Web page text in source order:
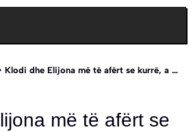
Klodi dhe Elijona më të afërt se kurrë, a është një konfirmim i lidhjes së dashurisë?
më të afërt se